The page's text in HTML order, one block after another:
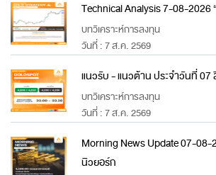
Technical Analysis 7-08-2026
บทวิเคราะห์การลงทุน
วันที่ : 7 ส.ค. 2569
แนวรับ - แนวต้าน ประจำวันที่ 07
บทวิเคราะห์การลงทุน
วันที่ : 7 ส.ค. 2569
Morning News Update 07-
นิวยอร์ก